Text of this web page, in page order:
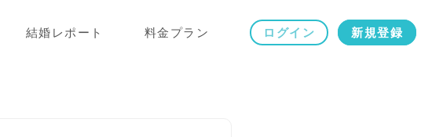
結婚レポート 料金プラン ログイン 新規登録